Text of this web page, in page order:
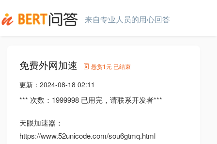
来自专业人员的用心回答
免费外网加速 悬赏1元 已结束
更新： 2024-08-18 02:11
*** 次数：1999998 已用完，请联系开发者***
天眼加速器：
https://www.52unicode.com/sou6gtmq.html